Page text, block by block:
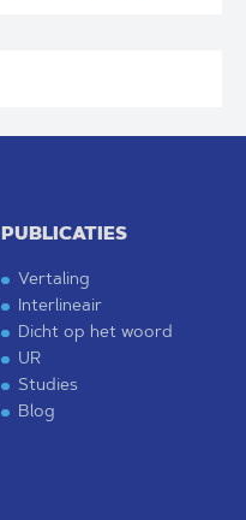
PUBLICATIES
Vertaling
Interlineair
Dicht op het woord
UR
Studies
Blog